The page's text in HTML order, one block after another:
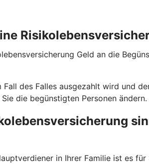
Geld an die
Fall des Falles ausgezahlt wird und
die begünstigten Personen ändern.
in Ihrer Familie ist es